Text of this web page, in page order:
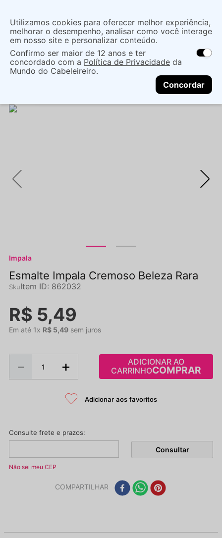
localização
As ofertas e opções de entrega variam de
acordo com a região.Não sei meu CEP
CONTINUAR
O que você procura?
Mãos e Pés
Cuidado Com As Mãos
ESMALTE IMPALA CREMOSO BELEZA
Impala
Esmalte Impala Cremoso Beleza Rara
Item ID: 862032
R$ 5,49
Em até 1x R$ 5,49 sem juros
＋
－
ADICIONAR AO
CARRINHO
Não sei meu CEP
COMPARTILHAR
Utilizamos cookies para oferecer melhor experiência,
melhorar o desempenho, analisar como você interage
em nosso site e personalizar conteúdo.
Confirmo ser maior de 12 anos e ter
concordado com a Política de Privacidade da
Mundo do Cabeleireiro.
Concordar